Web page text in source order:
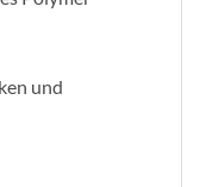
und